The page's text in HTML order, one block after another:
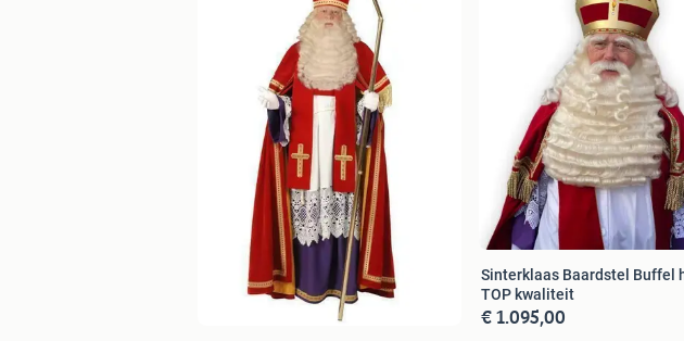
Sinterklaas Baardstel Buffel
TOP kwaliteit
€ 1.095,00